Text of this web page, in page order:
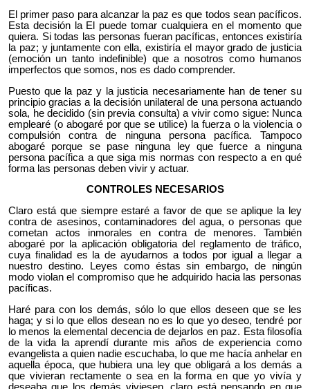
El primer paso para alcanzar la paz es que todos sean pacíficos.
Esta decisión la El puede tomar cualquiera en el momento que
quiera. Si todas las personas fueran pacíficas, entonces existiría
la paz; y juntamente con ella, existiría el mayor grado de justicia
(emoción un tanto indefinible) que a nosotros como humanos
imperfectos que somos, nos es dado comprender.
Puesto que la paz y la justicia necesariamente han de tener su
principio gracias a la decisión unilateral de una persona actuando
sola, he decidido (sin previa consulta) a vivir como sigue: Nunca
emplearé (o abogaré por que se utilice) la fuerza o la violencia o
compulsión contra de ninguna persona pacífica. Tampoco
abogaré porque se pase ninguna ley que fuerce a ninguna
persona pacífica a que siga mis normas con respecto a en qué
forma las personas deben vivir y actuar.
CONTROLES NECESARIOS
Claro está que siempre estaré a favor de que se aplique la ley
contra de asesinos, contaminadores del agua, o personas que
cometan actos inmorales en contra de menores. También
abogaré por la aplicación obligatoria del reglamento de tráfico,
cuya finalidad es la de ayudarnos a todos por igual a llegar a
nuestro destino. Leyes como éstas sin embargo, de ningún
modo violan el compromiso que he adquirido hacia las personas
pacíficas.
Haré para con los demás, sólo lo que ellos deseen que se les
haga; y si lo que ellos desean no es lo que yo deseo, tendré por
lo menos la elemental decencia de dejarlos en paz. Esta filosofía
de la vida la aprendí durante mis años de experiencia como
evangelista a quien nadie escuchaba, lo que me hacía anhelar en
aquella época, que hubiera una ley que obligará a los demás a
que vivieran rectamente o sea en la forma en que yo vivía y
deseaba que los demás viviesen, claro está pensando en que